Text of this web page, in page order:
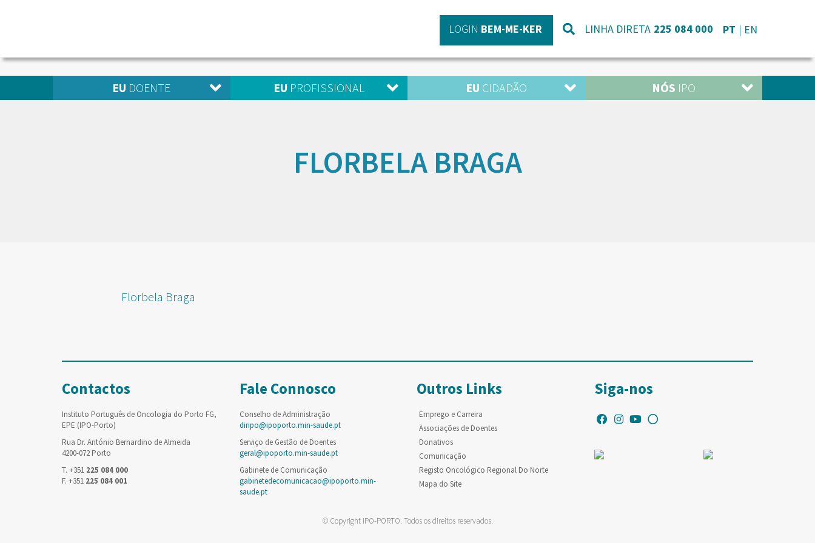
LOGIN BEM-ME-KER LINHA DIRETA 225 084 000 PT EN
EU DOENTE EU PROFISSIONAL EU CIDADÃO NÓS IPO
FLORBELA BRAGA
Florbela Braga
Contactos
Instituto Português de Oncologia do Porto FG,
EPE (IPO-Porto)
Rua Dr. António Bernardino de Almeida
4200-072 Porto
T. +351 225 084 000
F. +351 225 084 001
Fale Connosco
Conselho de Administração
diripo@ipoporto.min-saude.pt
Serviço de Gestão de Doentes
geral@ipoporto.min-saude.pt
Gabinete de Comunicação
gabinetedecomunicacao@ipoporto.min-
saude.pt
Outros Links
Emprego e Carreira
Associações de Doentes
Donativos
Comunicação
Registo Oncológico Regional Do Norte
Mapa do Site
Siga-nos
© Copyright IPO-PORTO. Todos os direitos reservados.